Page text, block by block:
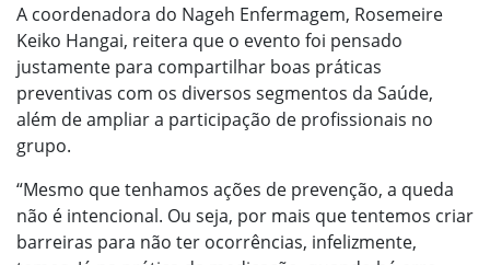
A coordenadora do Nageh Enfermagem, Rosemeire
Keiko Hangai, reitera que o evento foi pensado
justamente para compartilhar boas práticas
preventivas com os diversos segmentos da Saúde,
além de ampliar a participação de profissionais no
grupo.
“Mesmo que tenhamos ações de prevenção, a queda
não é intencional. Ou seja, por mais que tentemos criar
barreiras para não ter ocorrências, infelizmente,